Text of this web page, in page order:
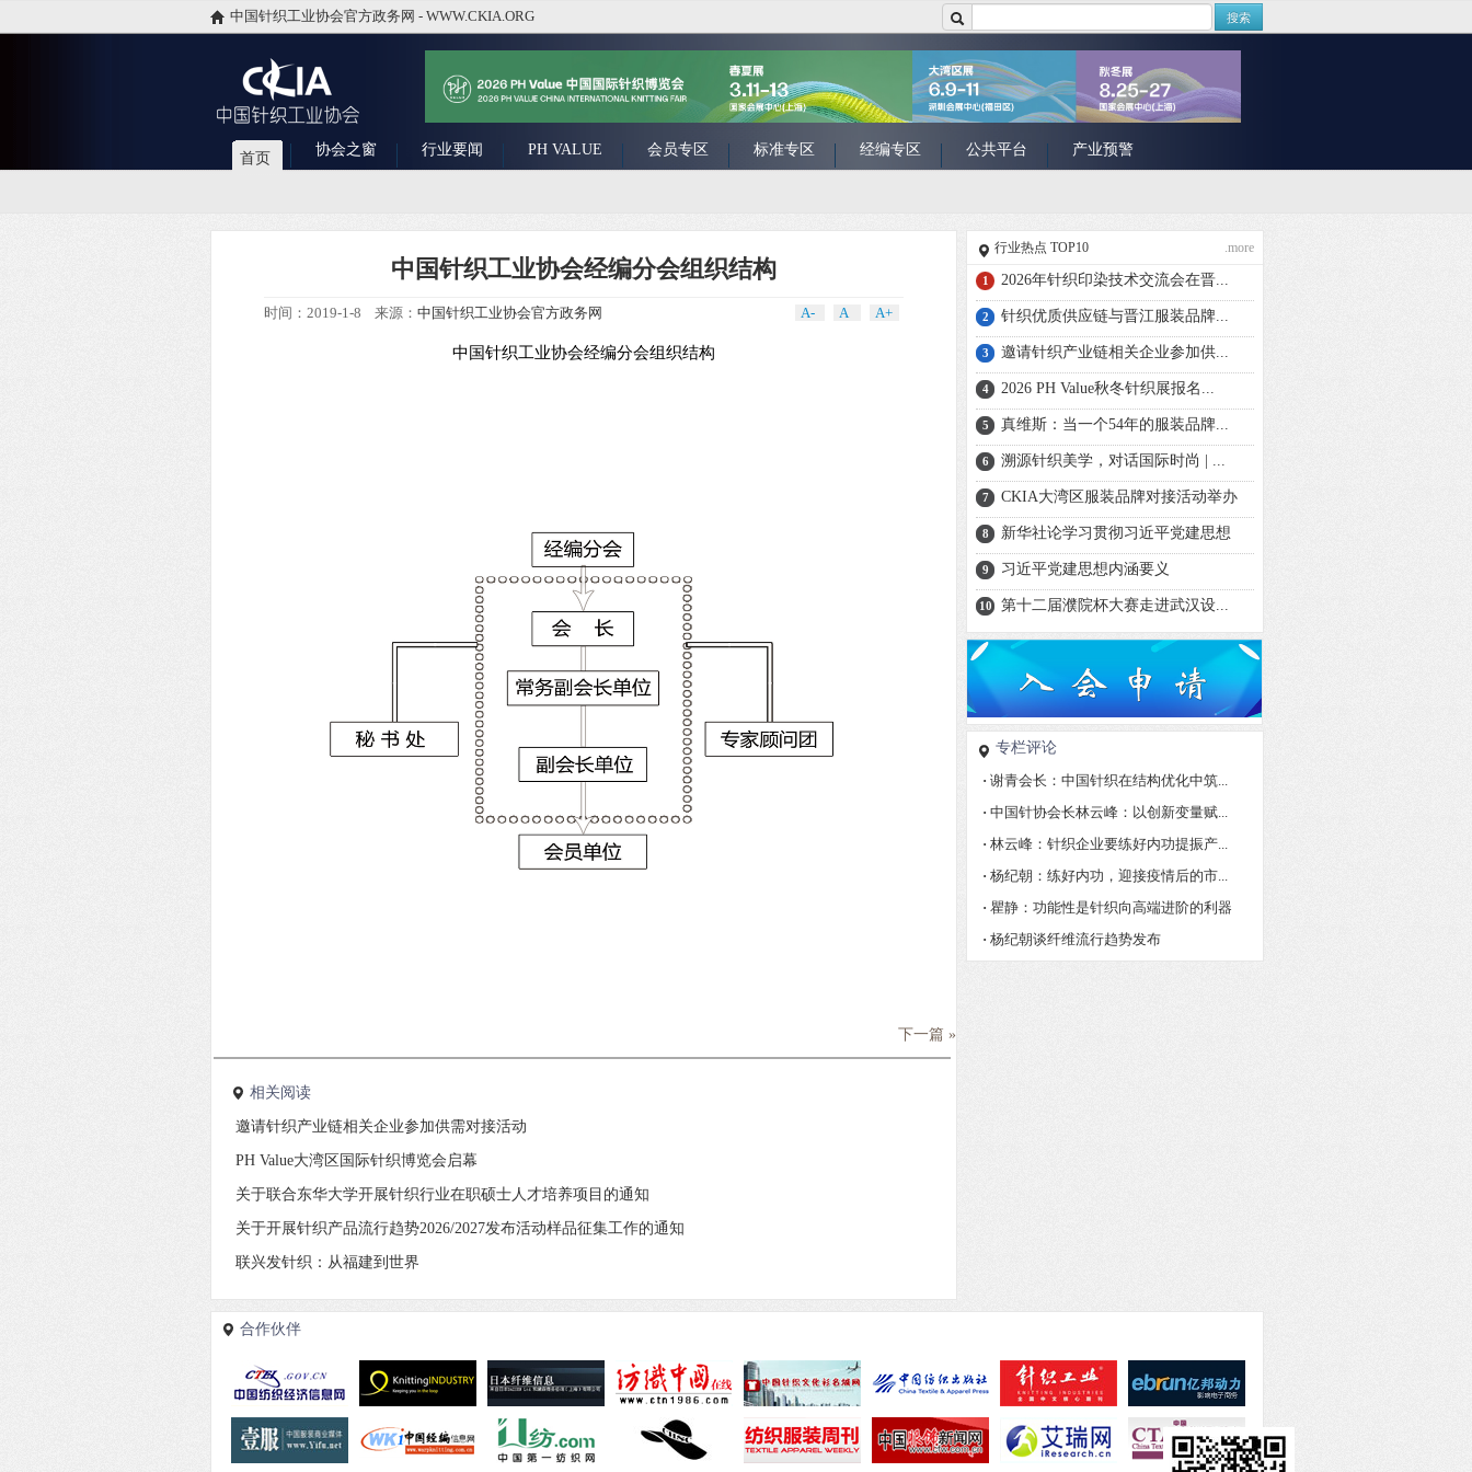
中国针织工业协会官方政务网 - WWW.CKIA.ORG 搜索
首页
协会之窗 行业要闻 PH VALUE 会员专区 标准专区 经编专区 公共平台 产业预警
中国针织工业协会经编分会组织结构
时间：2019-1-8 来源： 中国针织工业协会官方政务网 A- A A+
中国针织工业协会经编分会组织结构
下一篇 »
相关阅读
邀请针织产业链相关企业参加供需对接活动
PH Value大湾区国际针织博览会启幕
关于联合东华大学开展针织行业在职硕士人才培养项目的通知
关于开展针织产品流行趋势2026/2027发布活动样品征集工作的通知
联兴发针织：从福建到世界
行业热点 TOP10 .more
1 2026年针织印染技术交流会在晋...
2 针织优质供应链与晋江服装品牌...
3 邀请针织产业链相关企业参加供...
4 2026 PH Value秋冬针织展报名...
5 真维斯：当一个54年的服装品牌...
6 溯源针织美学，对话国际时尚 | ...
7 CKIA大湾区服装品牌对接活动举办
8 新华社论学习贯彻习近平党建思想
9 习近平党建思想内涵要义
10 第十二届濮院杯大赛走进武汉设...
专栏评论
· 谢青会长：中国针织在结构优化中筑...
· 中国针协会长林云峰：以创新变量赋...
· 林云峰：针织企业要练好内功提振产...
· 杨纪朝：练好内功，迎接疫情后的市...
· 瞿静：功能性是针织向高端进阶的利器
· 杨纪朝谈纤维流行趋势发布
合作伙伴